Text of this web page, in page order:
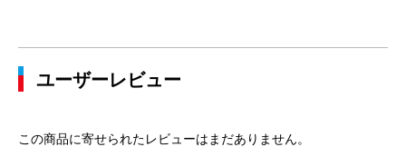
ユーザーレビュー
この商品に寄せられたレビューはまだありません。